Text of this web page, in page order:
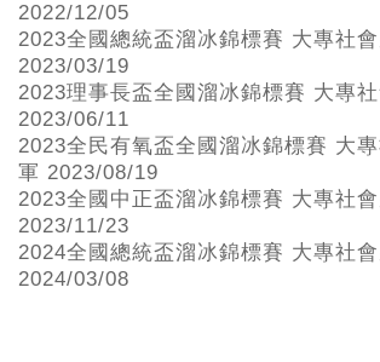
2022/12/05
2023全國總統盃溜冰錦標賽 大專社
2023/03/19
2023理事長盃全國溜冰錦標賽 大專
2023/06/11
2023全民有氧盃全國溜冰錦標賽 大
軍 2023/08/19
2023全國中正盃溜冰錦標賽 大專社
2023/11/23
2024全國總統盃溜冰錦標賽 大專社
2024/03/08